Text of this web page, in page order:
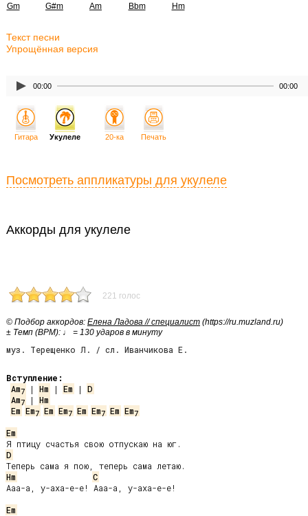
Gm
G#m Am Bbm Hm
Текст песни
Упрощённая версия
00:00 00:00
Аккорды для укулеле
221 голос
© Подбор аккордов: Елена Ладова // специалист (https://ru.muzland.ru)
± Темп (BPM): ♩ = 130 ударов в минуту
муз. Терещенко Л. / сл. Иванчикова Е.
Вступление:
Am7 | Hm | Em | D
Am7 | Hm
Em Em7 Em Em7 Em Em7 Em Em7
Em
D
Hm
C
Ааа-а, у-аха-е-е! Ааа-а, у-аха-е-е!
Em
Гитара Укулеле 20-ка Печать
Посмотреть аппликатуры для укулеле